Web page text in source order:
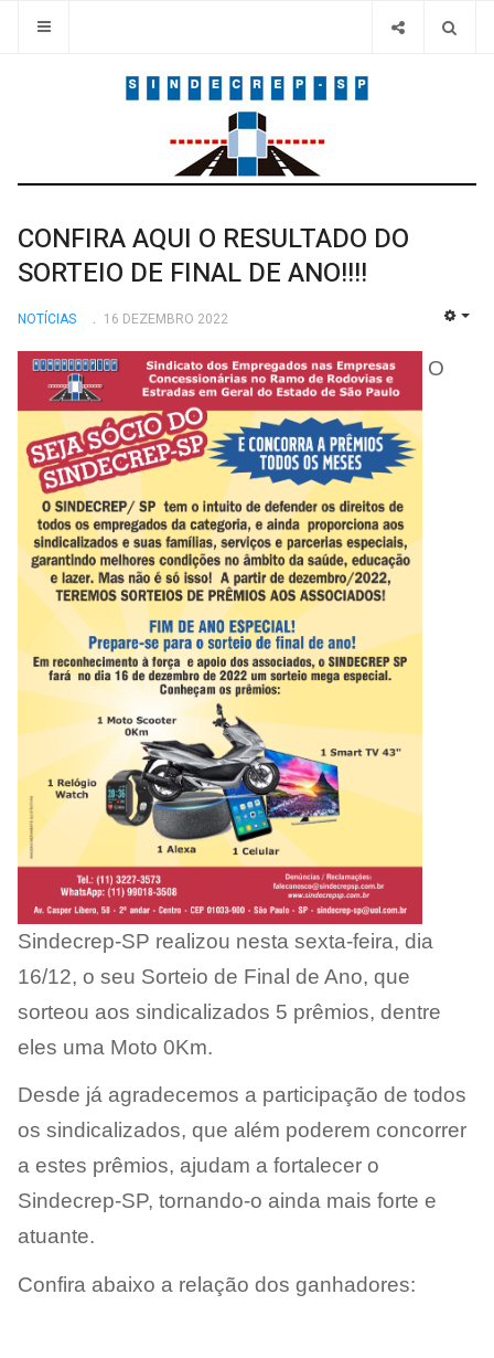
CONFIRA AQUI O RESULTADO DO
SORTEIO DE FINAL DE ANO!!!!
NOTÍCIAS 16 DEZEMBRO 2022
O
Sindecrep-SP realizou nesta sexta-feira, dia
16/12, o seu Sorteio de Final de Ano, que
sorteou aos sindicalizados 5 prêmios, dentre
eles uma Moto 0Km.
Desde já agradecemos a participação de todos
os sindicalizados, que além poderem concorrer
a estes prêmios, ajudam a fortalecer o
Sindecrep-SP, tornando-o ainda mais forte e
atuante.
Confira abaixo a relação dos ganhadores: